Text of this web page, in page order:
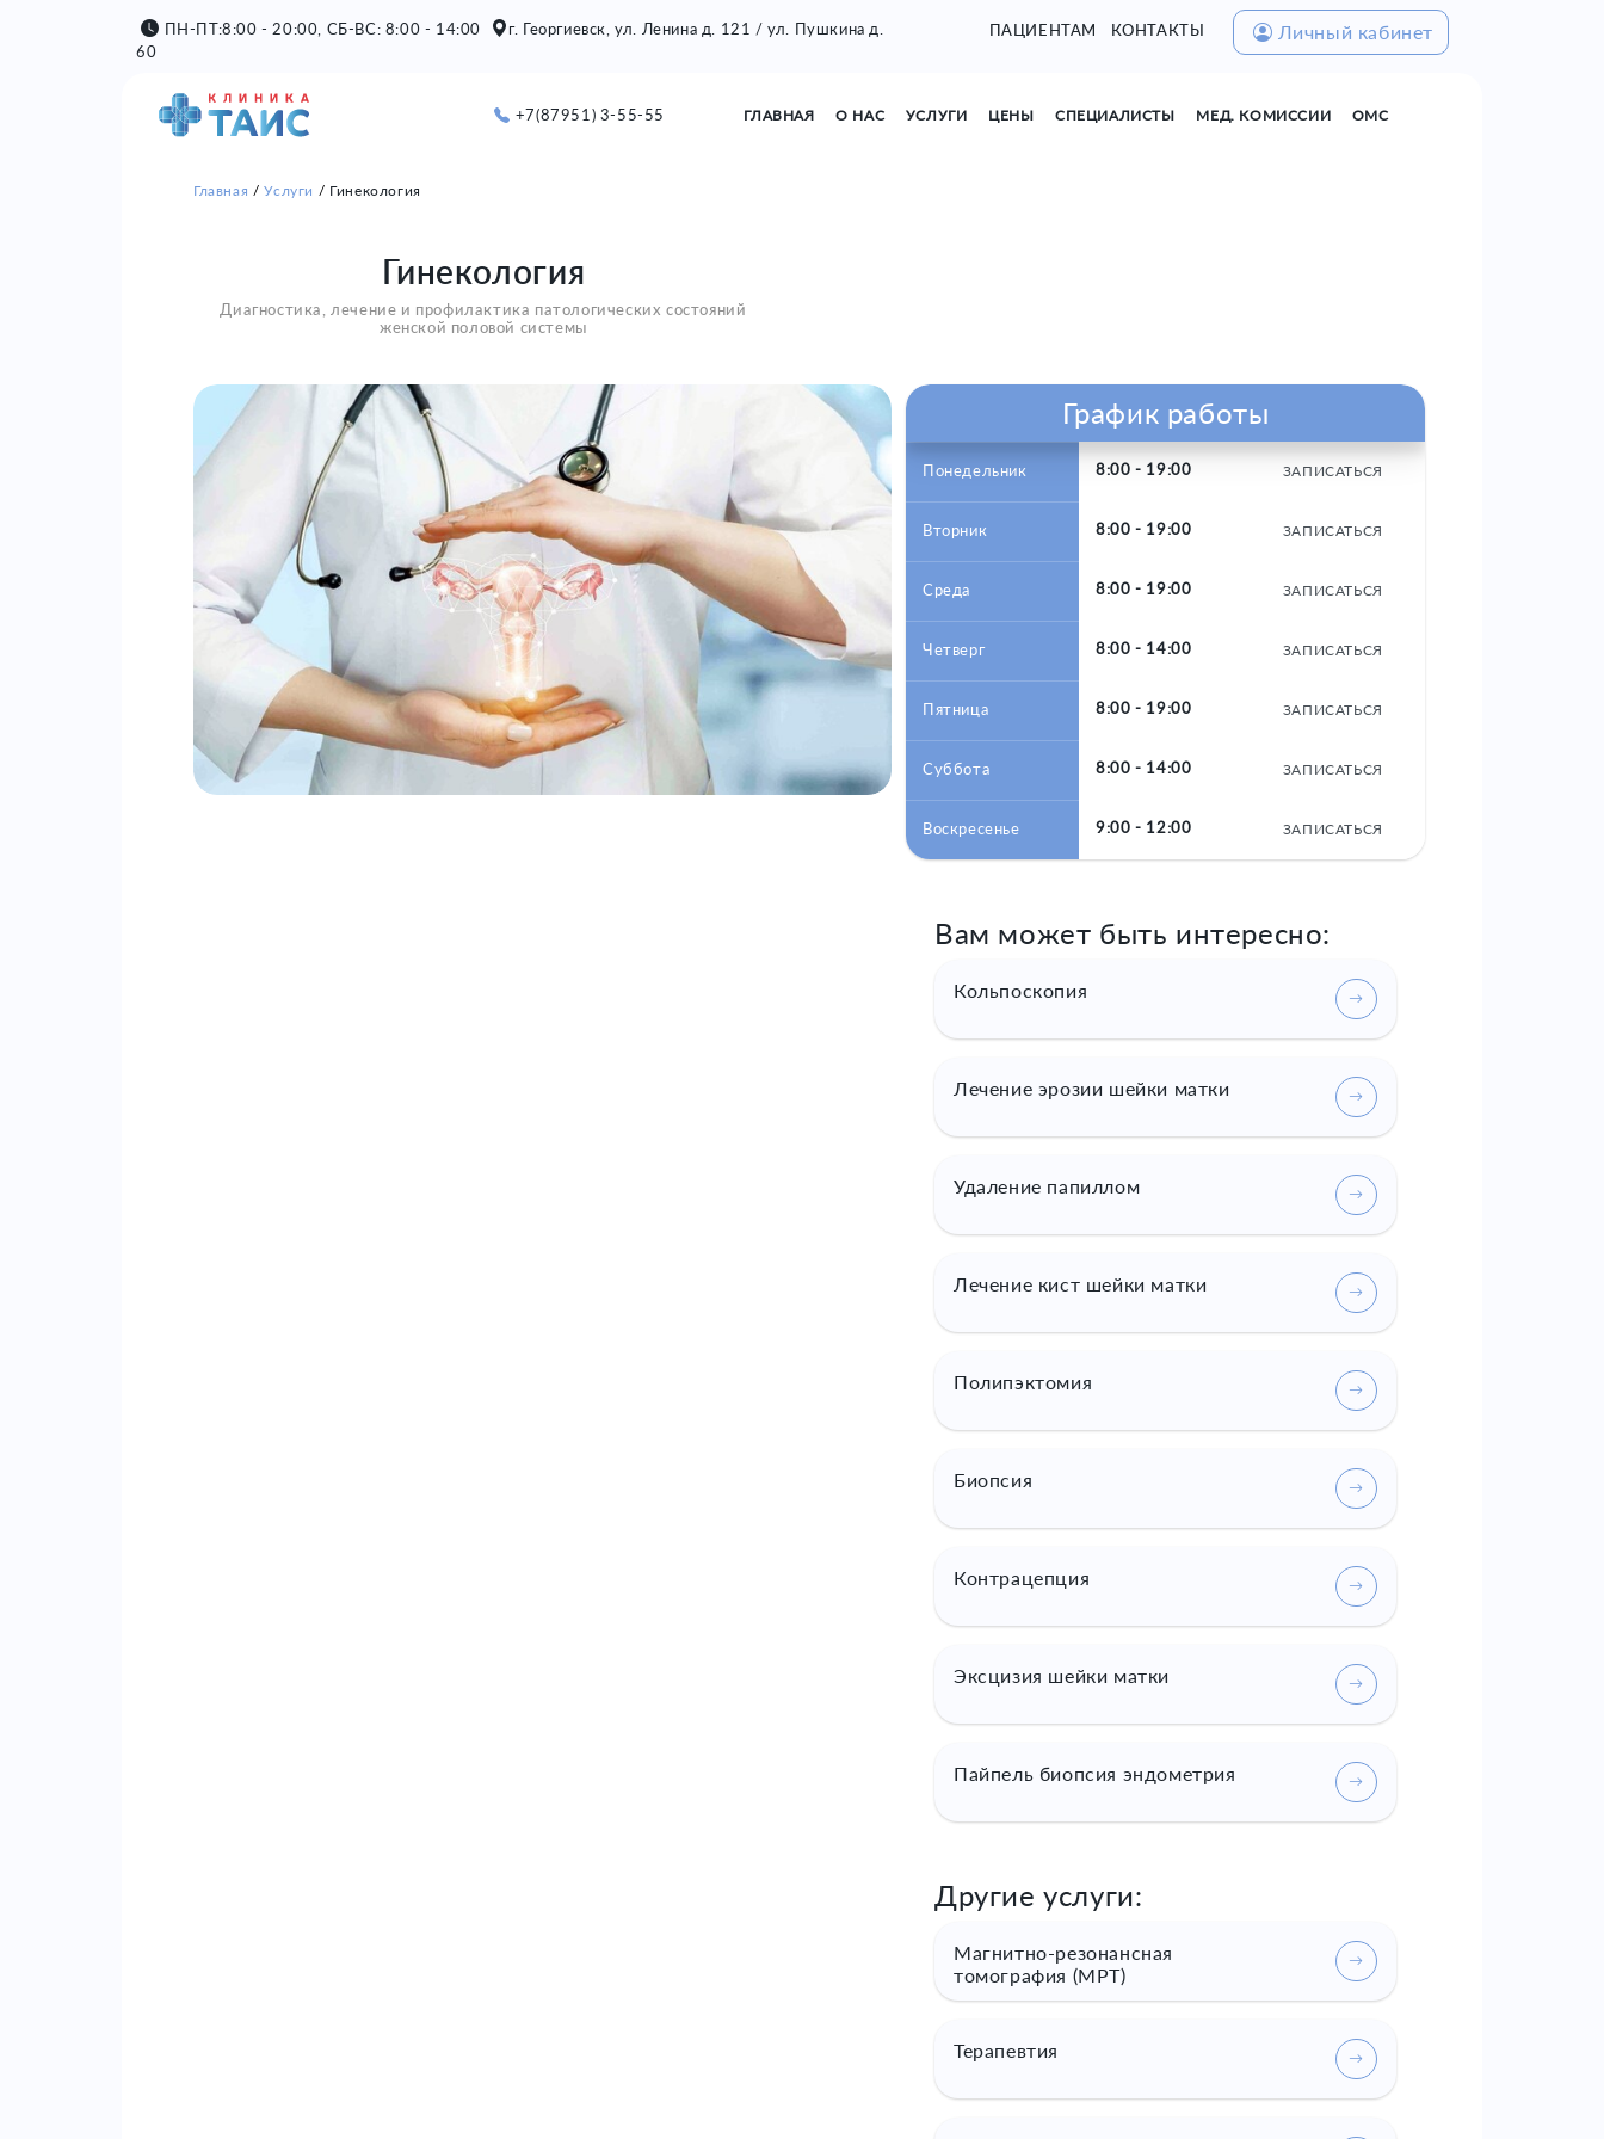
ПН-ПТ:8:00 - 20:00, СБ-ВС: 8:00 - 14:00
г. Георгиевск, ул. Ленина д. 121 / ул. Пушкина д.
60
ПАЦИЕНТАМ КОНТАКТЫ Личный кабинет
+7(87951) 3-55-55 ГЛАВНАЯ О НАС УСЛУГИ ЦЕНЫ СПЕЦИАЛИСТЫ МЕД. КОМИССИИ ОМС
Главная Услуги Гинекология
Гинекология
Диагностика, лечение и профилактика патологических состояний
женской половой системы
График работы
Понедельник 8:00 - 19:00 ЗАПИСАТЬСЯ
Вторник 8:00 - 19:00 ЗАПИСАТЬСЯ
Среда 8:00 - 19:00 ЗАПИСАТЬСЯ
Четверг 8:00 - 14:00 ЗАПИСАТЬСЯ
Пятница 8:00 - 19:00 ЗАПИСАТЬСЯ
Суббота 8:00 - 14:00 ЗАПИСАТЬСЯ
Воскресенье 9:00 - 12:00 ЗАПИСАТЬСЯ
Вам может быть интересно:
Кольпоскопия
Лечение эрозии шейки матки
Удаление папиллом
Лечение кист шейки матки
Полипэктомия
Биопсия
Контрацепция
Эксцизия шейки матки
Пайпель биопсия эндометрия
Другие услуги:
Магнитно-резонансная
томография (МРТ)
Терапевтия